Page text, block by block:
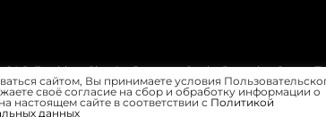
Forthing, Citroёn, Peugeot, Opel и Renault в Санкт-
сайтом, Вы принимаете условия
своё согласие на сбор и обработку информации о
настоящем сайте в соответствии с Политикой
данных